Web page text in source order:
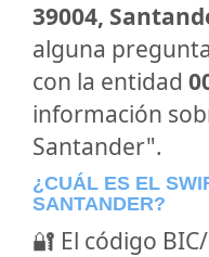
39004,
alguna
con la entidad
información
Santander".
¿CUÁL ES EL
SANTANDER?
🔐 El código